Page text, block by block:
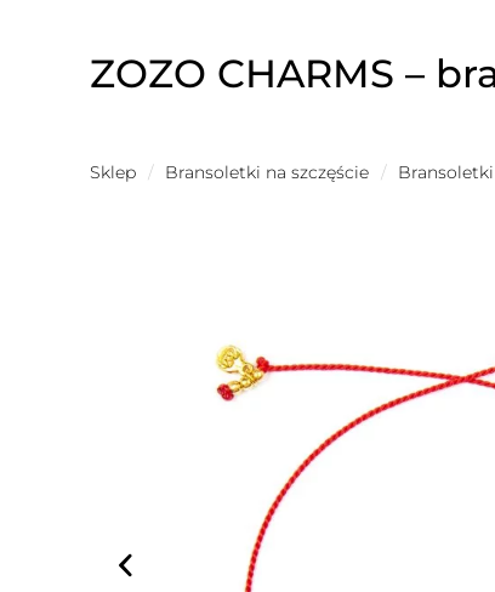
ZOZO CHARMS –
Sklep / Bransoletki na szczęście /